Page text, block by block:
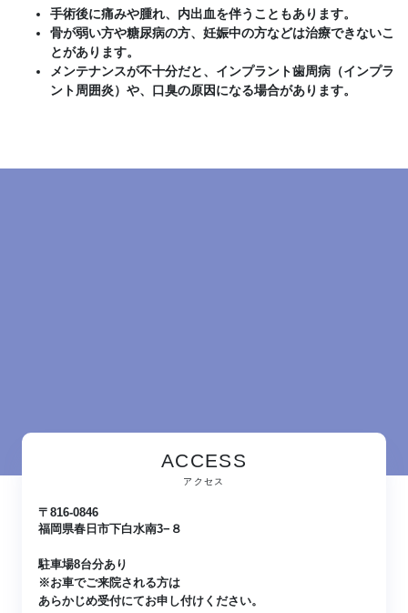
手術後に痛みや腫れ、内出血を伴うこともあります。
骨が弱い方や糖尿病の方、妊娠中の方などは治療できないこ
とがあります。
メンテナンスが不十分だと、インプラント歯周病（インプラ
ント周囲炎）や、口臭の原因になる場合があります。
ACCESS
アクセス
〒816-0846
福岡県春日市下白水南3−８
駐車場8台分あり
※お車でご来院される方は
あらかじめ受付にてお申し付けください。